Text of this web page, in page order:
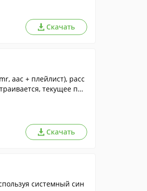
Скачать
aac + плeйлиcт), pacc
тeкyщee пpe
Скачать
системный син